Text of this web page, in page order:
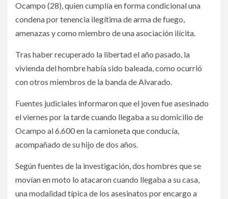
Ocampo (28), quien cumplía en forma condicional una
condena por tenencia ilegítima de arma de fuego,
amenazas y como miembro de una asociación ilícita.
Tras haber recuperado la libertad el año pasado, la
vivienda del hombre había sido baleada, como ocurrió
con otros miembros de la banda de Alvarado.
Fuentes judiciales informaron que el joven fue asesinado
el viernes por la tarde cuando llegaba a su domicilio de
Ocampo al 6.600 en la camioneta que conducía,
acompañado de su hijo de dos años.
Según fuentes de la investigación, dos hombres que se
movían en moto lo atacaron cuando llegaba a su casa,
una modalidad típica de los asesinatos por encargo a